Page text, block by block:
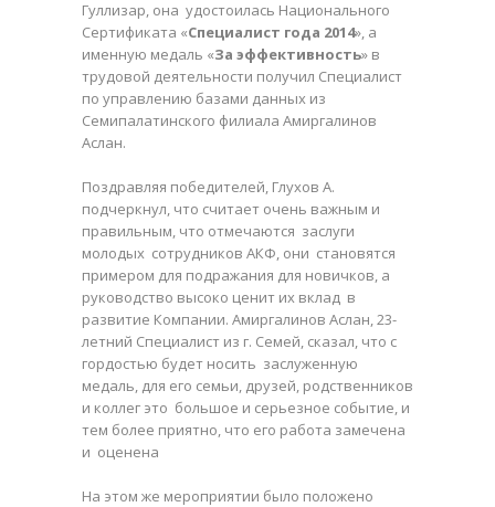
Гуллизар, она удостоилась Национального
Сертификата «Специалист года 2014», а
именную медаль «За эффективность» в
трудовой деятельности получил Специалист
по управлению базами данных из
Семипалатинского филиала Амиргалинов
Аслан.
Поздравляя победителей, Глухов А.
подчеркнул, что считает очень важным и
правильным, что отмечаются заслуги
молодых сотрудников АКФ, они становятся
примером для подражания для новичков, а
руководство высоко ценит их вклад в
развитие Компании. Амиргалинов Аслан, 23-
летний Специалист из г. Семей, сказал, что с
гордостью будет носить заслуженную
медаль, для его семьи, друзей, родственников
и коллег это большое и серьезное событие, и
тем более приятно, что его работа замечена
и оценена
На этом же мероприятии было положено